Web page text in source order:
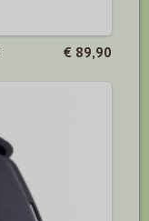
€ 89,90